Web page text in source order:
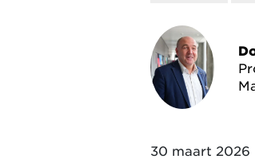
30 maart 2026